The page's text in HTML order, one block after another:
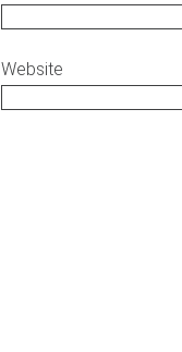
Website